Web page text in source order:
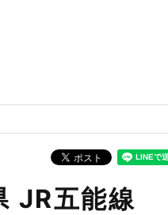
JR五能線